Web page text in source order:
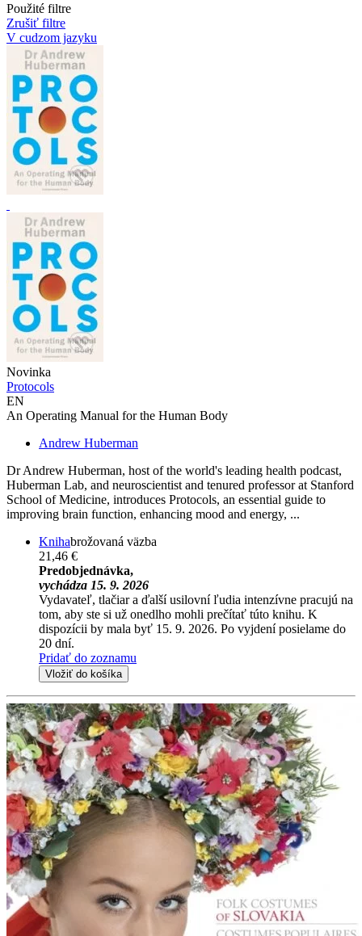
Použité filtre
Zrušiť filtre
V cudzom jazyku
Novinka
Protocols
EN
An Operating Manual for the Human Body
Andrew Huberman
Dr Andrew Huberman, host of the world's leading health podcast,
Huberman Lab, and neuroscientist and tenured professor at Stanford
School of Medicine, introduces Protocols, an essential guide to
improving brain function, enhancing mood and energy, ...
Knihabrožovaná väzba
21,46 €
Predobjednávka,
vychádza 15. 9. 2026
Vydavateľ, tlačiar a ďalší usilovní ľudia intenzívne pracujú na
tom, aby ste si už onedlho mohli prečítať túto knihu. K
dispozícii by mala byť 15. 9. 2026. Po vyjdení posielame do
20 dní.
Pridať do zoznamu
Vložiť do košíka